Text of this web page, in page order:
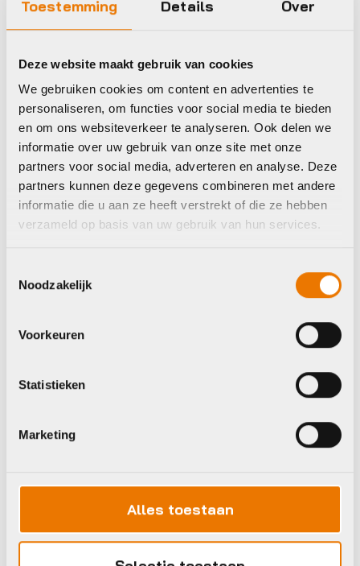
Toestemming Details Over
Deze website maakt gebruik van cookies
We gebruiken cookies om content en advertenties te
personaliseren, om functies voor social media te bieden
en om ons websiteverkeer te analyseren. Ook delen we
informatie over uw gebruik van onze site met onze
partners voor social media, adverteren en analyse. Deze
partners kunnen deze gegevens combineren met andere
informatie die u aan ze heeft verstrekt of die ze hebben
verzameld op basis van uw gebruik van hun services.
Noodzakelijk
Voorkeuren
Statistieken
Marketing
Alles toestaan
Enkele tas achter
Ortlieb Sport-
Roller Plus QL2.1
14.5 L kiwi/moss-
Tasaccessoires en
afspanningsriem
Op voorraad in winkel